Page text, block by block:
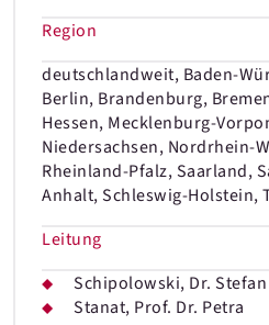
Region
deutschlandweit, Baden-
Berlin, Brandenburg,
Hessen, Mecklenburg-
Niedersachsen, Nordrhein-
Rheinland-Pfalz, Saarland,
Anhalt, Schleswig-Holstein,
Leitung
Schipolowski, Dr. Stefan
Stanat, Prof. Dr. Petra